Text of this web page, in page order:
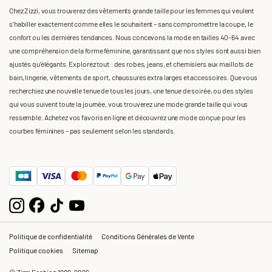
Chez Zizzi, vous trouverez des vêtements grande taille pour les femmes qui veulent
s'habiller exactement comme elles le souhaitent – sans compromettre la coupe, le
confort ou les dernières tendances. Nous concevons la mode en tailles 40-64 avec
une compréhension de la forme féminine, garantissant que nos styles sont aussi bien
ajustés qu'élégants. Explorez tout : des robes, jeans, et chemisiers aux maillots de
bain, lingerie, vêtements de sport, chaussures extra larges et accessoires. Que vous
recherchiez une nouvelle tenue de tous les jours, une tenue de soirée, ou des styles
qui vous suivent toute la journée, vous trouverez une mode grande taille qui vous
ressemble. Achetez vos favoris en ligne et découvrez une mode conçue pour les
courbes féminines – pas seulement selon les standards.
Politique de confidentialité
Conditions Générales de Vente
Politique cookies
Sitemap